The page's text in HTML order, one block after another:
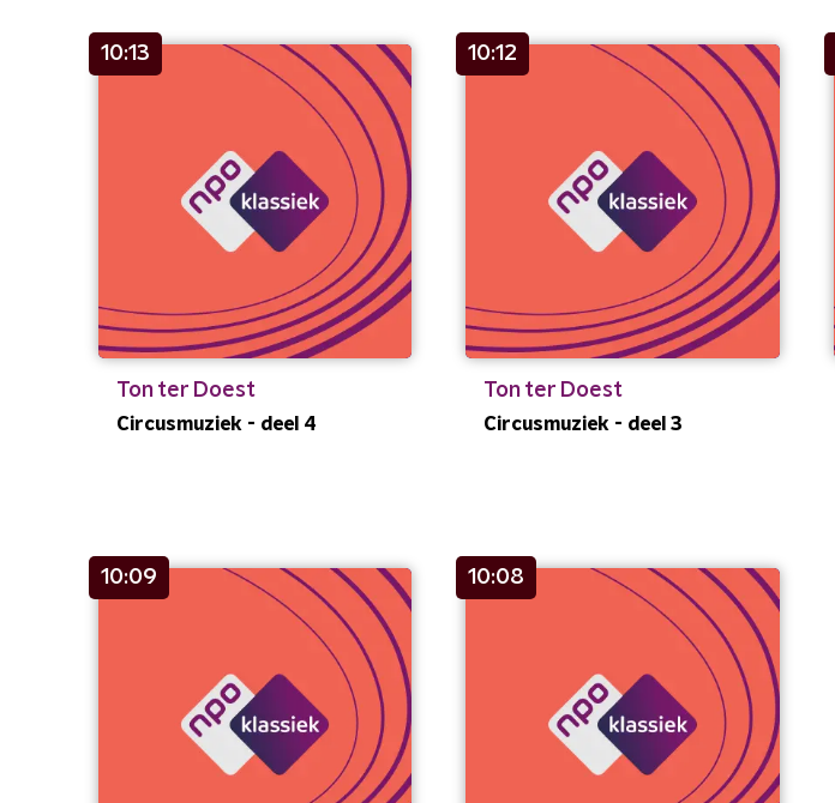
10:13
Ton ter Doest
Circusmuziek - deel 4
10:12
Ton ter Doest
Circusmuziek - deel 3
10:09 10:08